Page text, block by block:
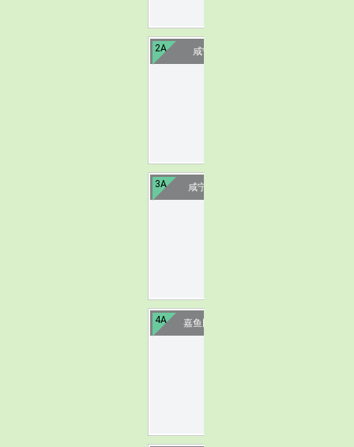
2A 咸宁星星竹海
3A 咸宁叠水湾温泉
4A 嘉鱼田野乡村公园